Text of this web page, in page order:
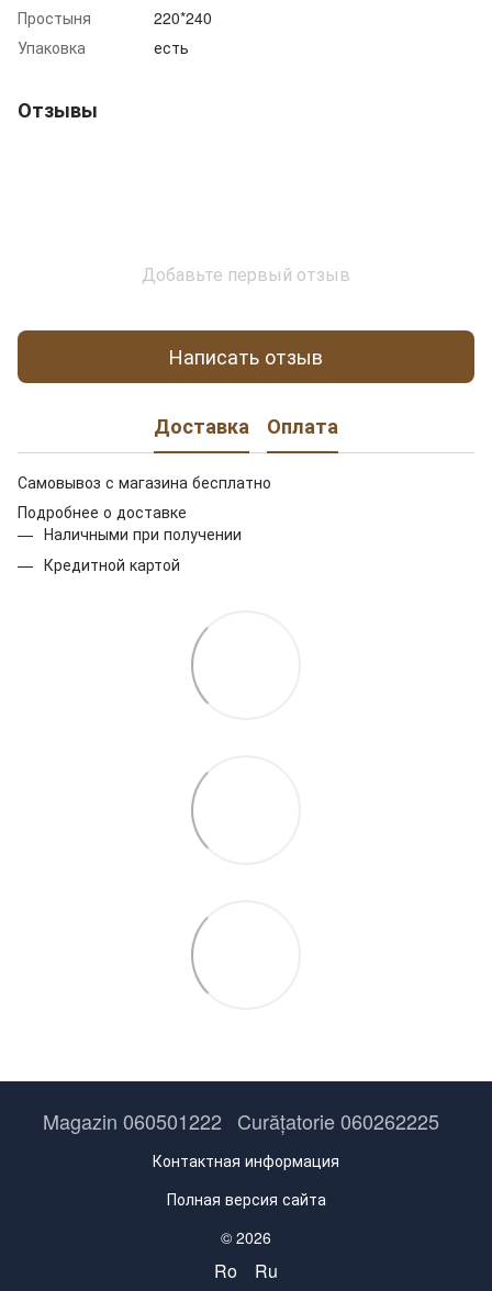
Простыня
220*240
Упаковка
есть
Отзывы
Добавьте первый отзыв
Написать отзыв
Доставка Оплата
Самовывоз с магазина бесплатно
Подробнее о доставке
Наличными при получении
Кредитной картой
Magazin 060501222 Curățatorie 060262225
Контактная информация
Полная версия сайта
© 2026
Ro Ru